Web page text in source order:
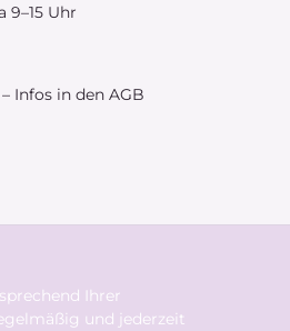
9–15 Uhr
Infos in den AGB
Ihrer
und jederzeit